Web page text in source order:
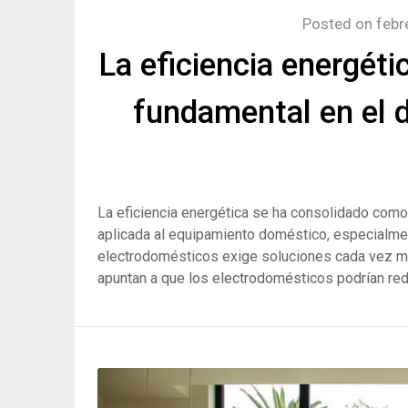
La eficiencia
fundamental en el
Posted on
La eficiencia energética se ha consolidado
aplicada al equipamiento doméstico,
electrodomésticos exige soluciones cada vez
apuntan a que los electrodomésticos podrían